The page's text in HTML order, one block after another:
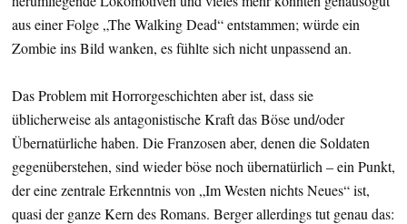
aus einer Folge „The Walking Dead“ entstammen; würde ein
Zombie ins Bild wanken, es fühlte sich nicht unpassend an.
Das Problem mit Horrorgeschichten aber ist, dass sie
üblicherweise als antagonistische Kraft das Böse und/oder
Übernatürliche haben. Die Franzosen aber, denen die Soldaten
gegenüberstehen, sind wieder böse noch übernatürlich – ein Punkt,
der eine zentrale Erkenntnis von „Im Westen nichts Neues“ ist,
quasi der ganze Kern des Romans. Berger allerdings tut genau das: